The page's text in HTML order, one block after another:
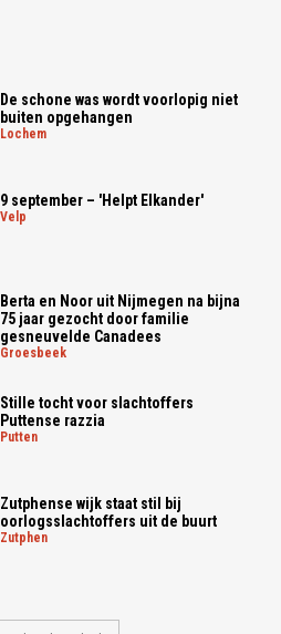
De schone was wordt voorlopig niet
buiten opgehangen
lochem
9 september – 'Helpt Elkander'
velp
Berta en Noor uit Nijmegen na bijna
75 jaar gezocht door familie
gesneuvelde Canadees
groesbeek
Stille tocht voor slachtoffers
Puttense razzia
putten
Zutphense wijk staat stil bij
oorlogsslachtoffers uit de buurt
zutphen